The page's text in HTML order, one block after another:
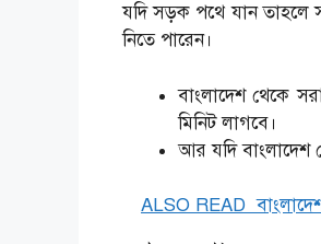
যদি সড়ক পথে যান তাহলে
নিতে পারেন।
বাংলাদেশ থেকে
মিনিট লাগবে।
আর যদি
ALSO READ